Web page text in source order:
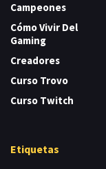
Campeones
Cómo Vivir Del
Gaming
Creadores
Curso Trovo
Curso Twitch
Etiquetas